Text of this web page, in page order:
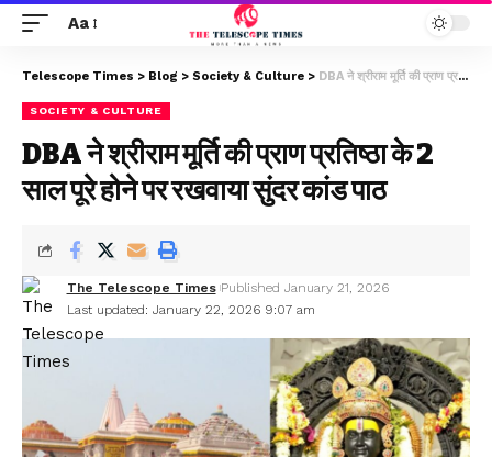
Aa
Telescope Times > Blog > Society & Culture > DBA ने श्रीराम मूर्ति की प्राण प्रतिष्ठा के 2 साल पूरे होने पर रखवाया सुंदर कांड पाठ
SOCIETY & CULTURE
DBA ने श्रीराम मूर्ति की प्राण प्रतिष्ठा के 2
साल पूरे होने पर रखवाया सुंदर कांड पाठ
Last updated: January 22, 2026 9:07 am
The Telescope Times Published January 21, 2026